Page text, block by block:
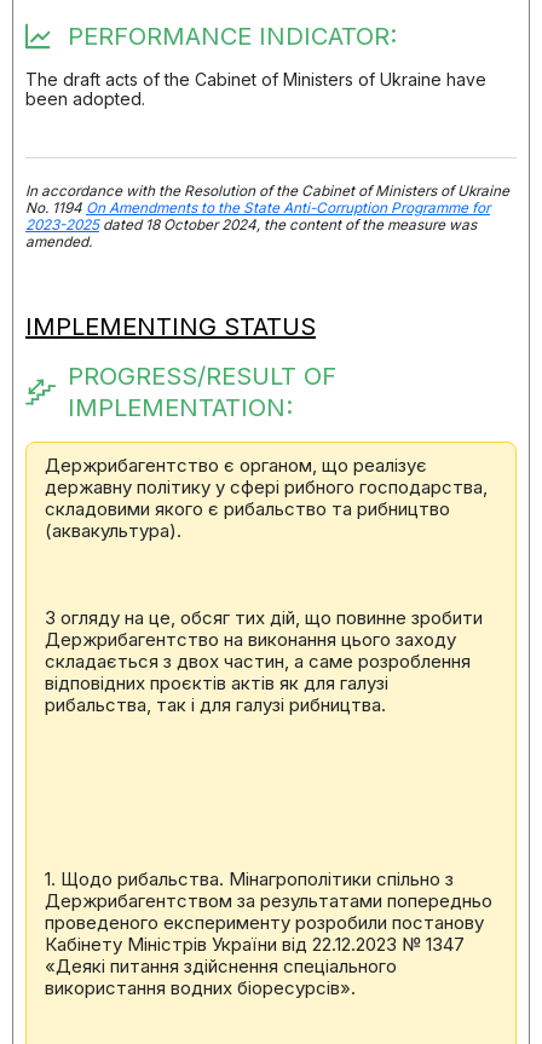
PERFORMANCE INDICATOR:
The draft acts of the Cabinet of Ministers of Ukraine have
been adopted.
In accordance with the Resolution of the Cabinet of Ministers of Ukraine
No. 1194 On Amendments to the State Anti-Corruption Programme for
2023-2025dated 18 October 2024, the content of the measure was
amended.
IMPLEMENTING STATUS
PROGRESS/RESULT OF
IMPLEMENTATION:
Держрибагентство є органом, що реалізує
державну політику у сфері рибного господарства,
складовими якого є рибальство та рибництво
(аквакультура).
З огляду на це, обсяг тих дій, що повинне зробити
Держрибагентство на виконання цього заходу
складається з двох частин, а саме розроблення
відповідних проєктів актів як для галузі
рибальства, так і для галузі рибництва.
1. Щодо рибальства. Мінагрополітики спільно з
Держрибагентством за результатами попередньо
проведеного експерименту розробили постанову
Кабінету Міністрів України від 22.12.2023 № 1347
«Деякі питання здійснення спеціального
використання водних біоресурсів».